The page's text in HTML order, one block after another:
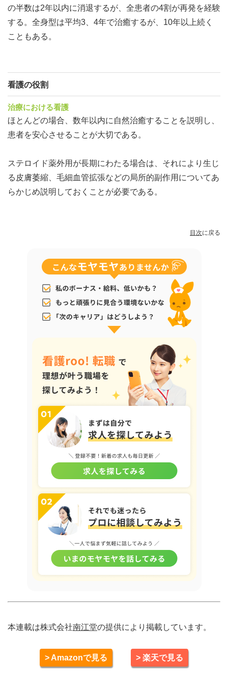
の半数は2年以内に消退するが、全患者の4割が再発を経験
する。全身型は平均3、4年で治癒するが、10年以上続く
こともある。
看護の役割
治療における看護
ほとんどの場合、数年以内に自然治癒することを説明し、
患者を安心させることが大切である。
ステロイド薬外用が長期にわたる場合は、それにより生じ
る皮膚萎縮、毛細血管拡張などの局所的副作用についてあ
らかじめ説明しておくことが必要である。
目次に戻る
本連載は株式会社南江堂の提供により掲載しています。
> Amazonで見る > 楽天で見る